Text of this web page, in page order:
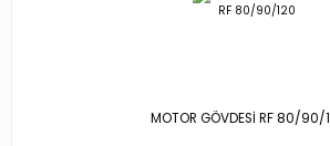
MOTOR GÖVDESİ RF 80/90/